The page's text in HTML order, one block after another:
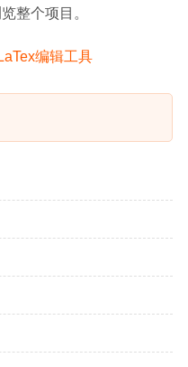
整个项目。